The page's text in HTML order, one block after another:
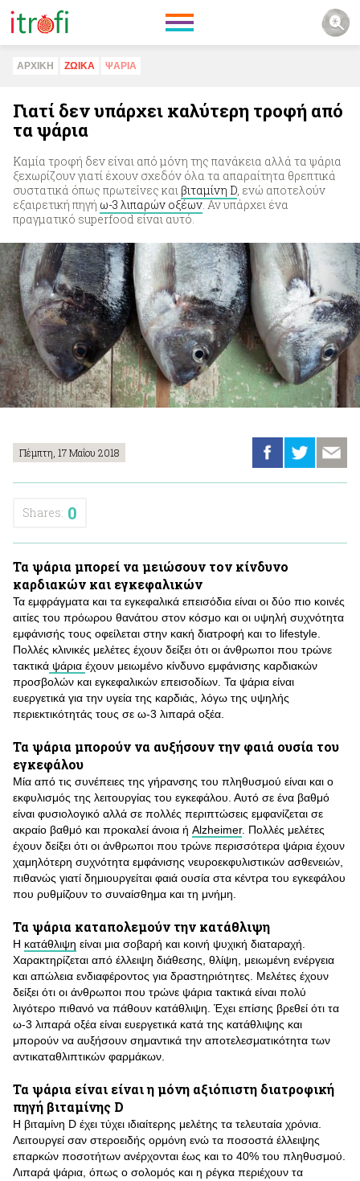
ΑΡΧΙΚΗ ΖΩΙΚA ΨAΡΙΑ
Γιατί δεν υπάρχει καλύτερη τροφή από
τα ψάρια
Καμία τροφή δεν είναι από μόνη της πανάκεια αλλά τα ψάρια
ξεχωρίζουν γιατί έχουν σχεδόν όλα τα απαραίτητα θρεπτικά
συστατικά όπως πρωτεΐνες και βιταμίνη D, ενώ αποτελούν
εξαιρετική πηγή ω-3 λιπαρών οξέων. Αν υπάρχει ένα
πραγματικό superfood είναι αυτό.
Πέμπτη, 17 Μαΐου 2018
Shares: 0
Τα ψάρια μπορεί να μειώσουν τον κίνδυνο
καρδιακών και εγκεφαλικών
Τα εμφράγματα και τα εγκεφαλικά επεισόδια είναι οι δύο πιο κοινές
αιτίες του πρόωρου θανάτου στον κόσμο και οι υψηλή συχνότητα
εμφάνισής τους οφείλεται στην κακή διατροφή και το lifestyle.
Πολλές κλινικές μελέτες έχουν δείξει ότι οι άνθρωποι που τρώνε
τακτικά ψάρια έχουν μειωμένο κίνδυνο εμφάνισης καρδιακών
προσβολών και εγκεφαλικών επεισοδίων. Τα ψάρια είναι
ευεργετικά για την υγεία της καρδιάς, λόγω της υψηλής
περιεκτικότητάς τους σε ω-3 λιπαρά οξέα.
Τα ψάρια μπορούν να αυξήσουν την φαιά ουσία του
εγκεφάλου
Μία από τις συνέπειες της γήρανσης του πληθυσμού είναι και ο
εκφυλισμός της λειτουργίας του εγκεφάλου. Αυτό σε ένα βαθμό
είναι φυσιολογικό αλλά σε πολλές περιπτώσεις εμφανίζεται σε
ακραίο βαθμό και προκαλεί άνοια ή Alzheimer. Πολλές μελέτες
έχουν δείξει ότι οι άνθρωποι που τρώνε περισσότερα ψάρια έχουν
χαμηλότερη συχνότητα εμφάνισης νευροεκφυλιστικών ασθενειών,
πιθανώς γιατί δημιουργείται φαιά ουσία στα κέντρα του εγκεφάλου
που ρυθμίζουν το συναίσθημα και τη μνήμη.
Τα ψάρια καταπολεμούν την κατάθλιψη
Η κατάθλιψη είναι μια σοβαρή και κοινή ψυχική διαταραχή.
Χαρακτηρίζεται από έλλειψη διάθεσης, θλίψη, μειωμένη ενέργεια
και απώλεια ενδιαφέροντος για δραστηριότητες. Μελέτες έχουν
δείξει ότι οι άνθρωποι που τρώνε ψάρια τακτικά είναι πολύ
λιγότερο πιθανό να πάθουν κατάθλιψη. Έχει επίσης βρεθεί ότι τα
ω-3 λιπαρά οξέα είναι ευεργετικά κατά της κατάθλιψης και
μπορούν να αυξήσουν σημαντικά την αποτελεσματικότητα των
αντικαταθλιπτικών φαρμάκων.
Τα ψάρια είναι είναι η μόνη αξιόπιστη διατροφική
πηγή βιταμίνης D
Η βιταμίνη D έχει τύχει ιδιαίτερης μελέτης τα τελευταία χρόνια.
Λειτουργεί σαν στεροειδής ορμόνη ενώ τα ποσοστά έλλειψης
επαρκών ποσοτήτων ανέρχονται έως και το 40% του πληθυσμού.
Λιπαρά ψάρια, όπως ο σολομός και η ρέγκα περιέχουν τα